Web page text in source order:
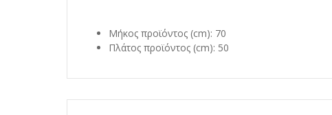
Μήκος προϊόντος (cm): 70
Πλάτος προϊόντος (cm): 50